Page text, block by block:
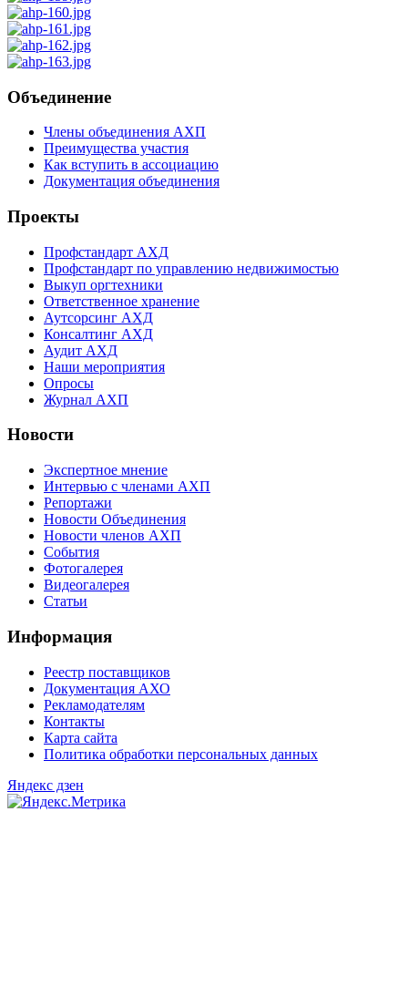
Объединение
Члены объединения АХП
Преимущества участия
Как вступить в ассоциацию
Документация объединения
Проекты
Профстандарт АХД
Профстандарт по управлению недвижимостью
Выкуп оргтехники
Ответственное хранение
Аутсорсинг АХД
Консалтинг АХД
Аудит АХД
Наши мероприятия
Опросы
Журнал АХП
Новости
Экспертное мнение
Интервью с членами АХП
Репортажи
Новости Объединения
Новости членов АХП
События
Фотогалерея
Видеогалерея
Статьи
Информация
Реестр поставщиков
Документация АХО
Рекламодателям
Контакты
Карта сайта
Политика обработки персональных данных
Яндекс дзен